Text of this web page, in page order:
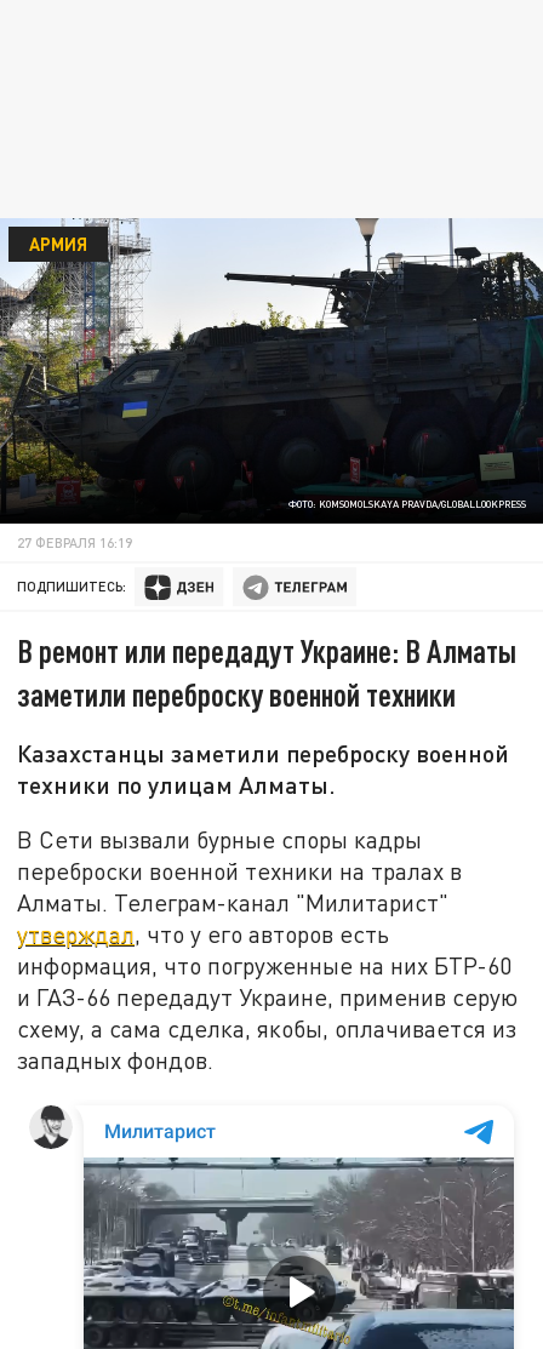
ФОТО: KOMSOMOLSKAYA PRAVDA/GLOBALLOOKPRESS
АРМИЯ
27 ФЕВРАЛЯ 16:19
ПОДПИШИТЕСЬ:
В ремонт или передадут Украине: В Алматы
заметили переброску военной техники
Казахстанцы заметили переброску военной
техники по улицам Алматы.
В Сети вызвали бурные споры кадры
переброски военной техники на тралах в
Алматы. Телеграм-канал "Милитарист"
утверждал, что у его авторов есть
информация, что погруженные на них БТР-60
и ГАЗ-66 передадут Украине, применив серую
схему, а сама сделка, якобы, оплачивается из
западных фондов.